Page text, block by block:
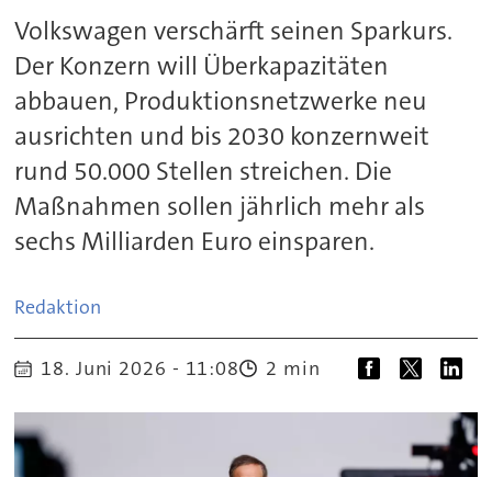
Volkswagen verschärft seinen Sparkurs.
Der Konzern will Überkapazitäten
abbauen, Produktionsnetzwerke neu
ausrichten und bis 2030 konzernweit
rund 50.000 Stellen streichen. Die
Maßnahmen sollen jährlich mehr als
sechs Milliarden Euro einsparen.
Redaktion
18. Juni 2026 - 11:08 2 min